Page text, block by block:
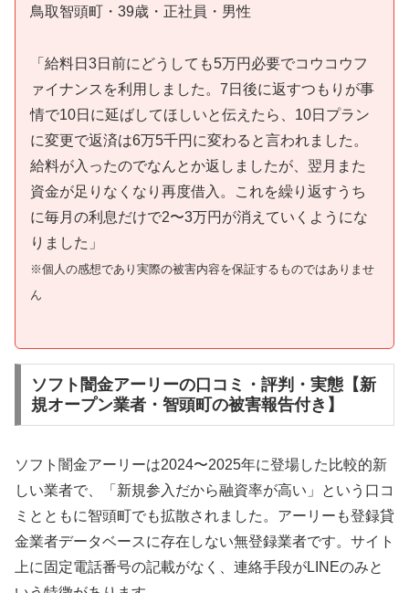
鳥取智頭町・39歳・正社員・男性
「給料日3日前にどうしても5万円必要でコウコウフ
ァイナンスを利用しました。7日後に返すつもりが事
情で10日に延ばしてほしいと伝えたら、10日プラン
に変更で返済は6万5千円に変わると言われました。
給料が入ったのでなんとか返しましたが、翌月また
資金が足りなくなり再度借入。これを繰り返すうち
に毎月の利息だけで2〜3万円が消えていくようにな
りました」
※個人の感想であり実際の被害内容を保証するものではありませ
ん
ソフト闇金アーリーの口コミ・評判・実態【新
規オープン業者・智頭町の被害報告付き】
ソフト闇金アーリーは2024〜2025年に登場した比較的新
しい業者で、「新規参入だから融資率が高い」という口コ
ミとともに智頭町でも拡散されました。アーリーも登録貸
金業者データベースに存在しない無登録業者です。サイト
上に固定電話番号の記載がなく、連絡手段がLINEのみと